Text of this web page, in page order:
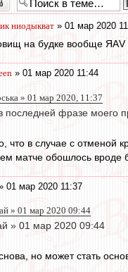
ниодыкват » 01 мар 2020
на будке вообще ЯАV
» 01 мар 2020 11:44
» 01 мар 2020, 11:37
последней фразе моего
что в случае с отменой
матче обошлось вроде
01 мар 2020 11:37
» 01 мар 2020 09:44
» 01 мар 2020 09:44
но может стать